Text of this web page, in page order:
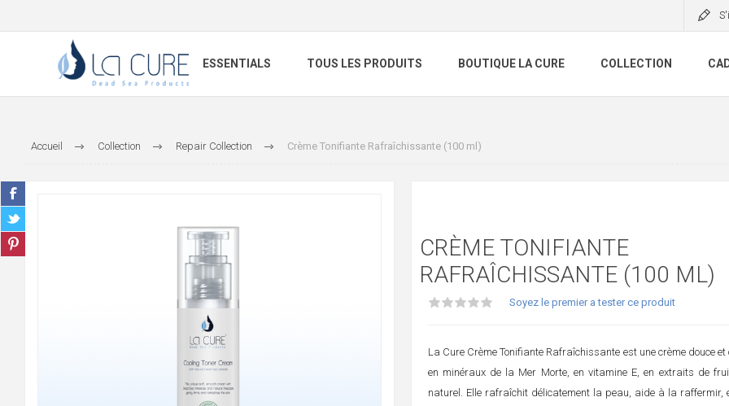
ESSENTIALS TOUS LES PRODUITS BOUTIQUE LA CURE COLLECTION
Accueil Collection Repair Collection Crème Tonifiante Rafraîchissante (100 ml)
CRÈME TONIFIANTE
RAFRAÎCHISSANTE (100 ML)
Soyez le premier a tester ce produit
La Cure Crème Tonifiante Rafraîchissante est une crème douce et
en minéraux de la Mer Morte, en vitamine E, en extraits de
naturel. Elle rafraîchit délicatement la peau, aide à la raffermir,